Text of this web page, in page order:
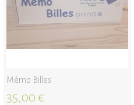
Mémo Billes
35,00 €